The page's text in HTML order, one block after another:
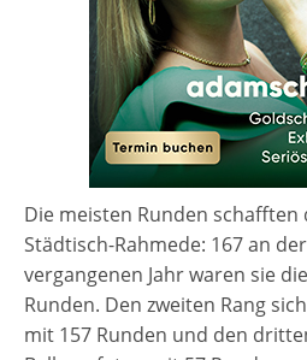
Die meisten Runden schafften
Städtisch-Rahmede: 167 an
vergangenen Jahr waren sie
Runden. Den zweiten Rang
mit 157 Runden und den